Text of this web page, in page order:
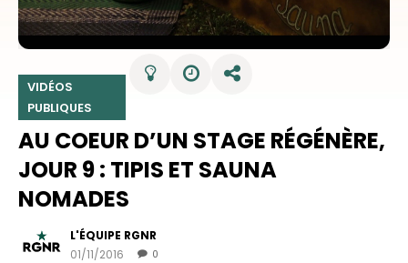
VIDÉOS
PUBLIQUES
AU COEUR D’UN STAGE RÉGÉNÈRE,
JOUR 9 : TIPIS ET SAUNA
NOMADES
L'ÉQUIPE RGNR
01/11/2016
0